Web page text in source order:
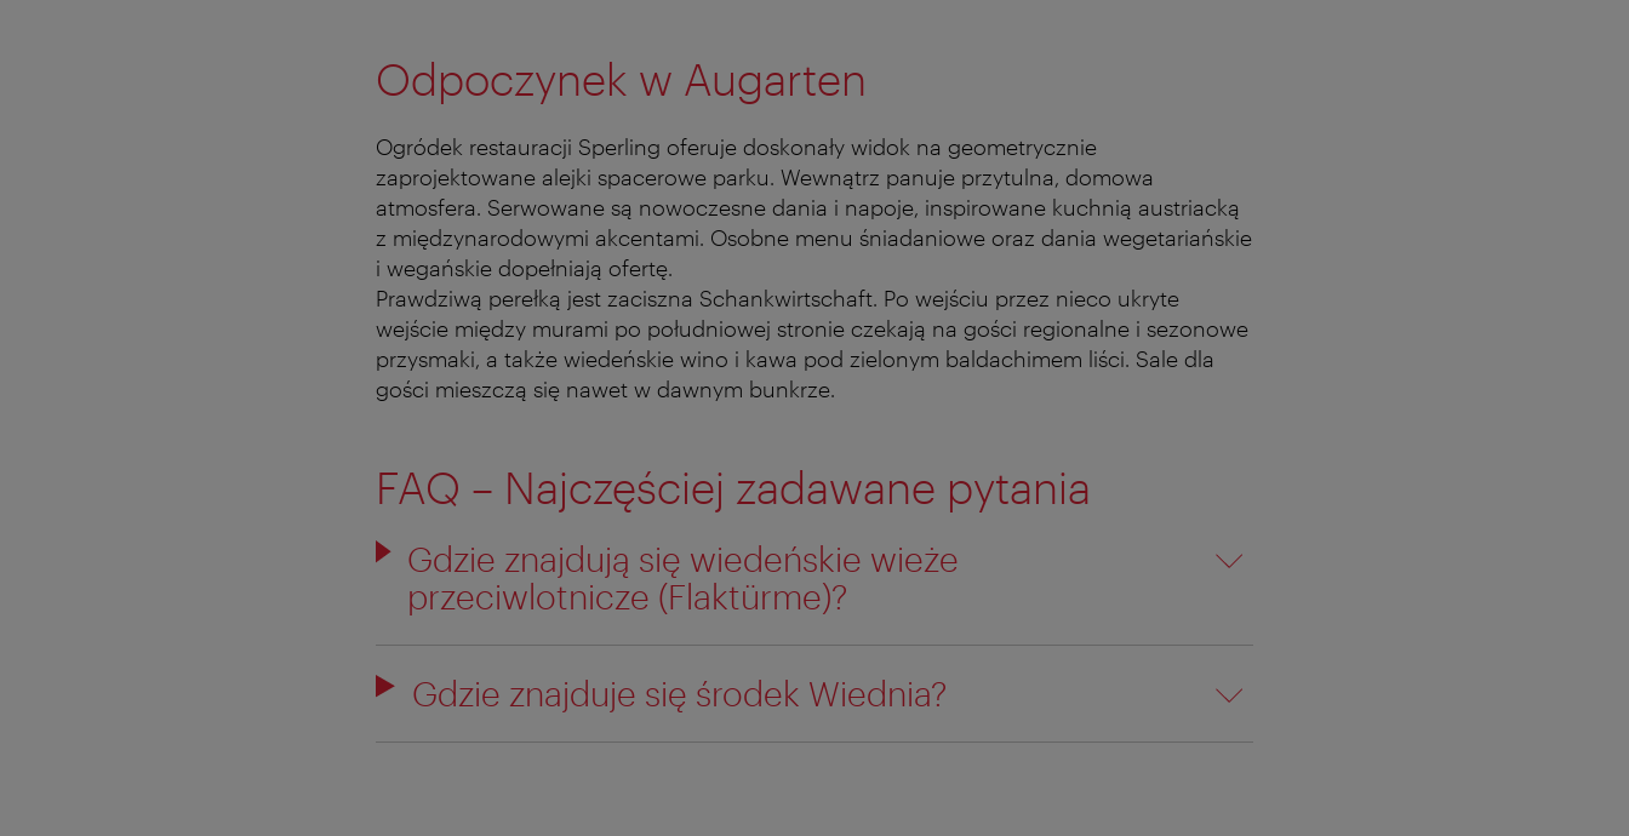
Odpoczynek w Augarten
Ogródek restauracji Sperling oferuje doskonały widok na geometrycznie
zaprojektowane alejki spacerowe parku. Wewnątrz panuje przytulna, domowa
atmosfera. Serwowane są nowoczesne dania i napoje, inspirowane kuchnią austriacką
z międzynarodowymi akcentami. Osobne menu śniadaniowe oraz dania wegetariańskie
i wegańskie dopełniają ofertę.
Prawdziwą perełką jest zaciszna Schankwirtschaft. Po wejściu przez nieco ukryte
wejście między murami po południowej stronie czekają na gości regionalne i sezonowe
przysmaki, a także wiedeńskie wino i kawa pod zielonym baldachimem liści. Sale dla
gości mieszczą się nawet w dawnym bunkrze.
FAQ – Najczęściej zadawane pytania
Gdzie znajdują się wiedeńskie wieże
przeciwlotnicze (Flaktürme)?
Gdzie znajduje się środek Wiednia?